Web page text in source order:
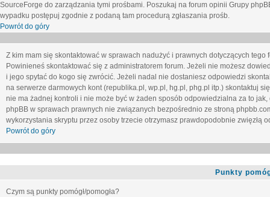
SourceForge do zarządzania tymi prośbami. Poszukaj na forum opinii Grupy
wypadku postępuj zgodnie z podaną tam procedurą zgłaszania prośb.
Powrót do góry
Z kim mam się skontaktować w sprawach nadużyć i prawnych dotyczących tego
Powinieneś skontaktować się z administratorem forum. Jeżeli nie możesz
i jego spytać do kogo się zwrócić. Jeżeli nadal nie dostaniesz odpowiedzi
na serwerze darmowych kont (republika.pl, wp.pl, hg.pl, phg.pl itp.) skontaktuj
nie ma żadnej kontroli i nie może być w żaden sposób odpowiedzialna za to
phpBB w sprawach prawnych nie związanych bezpośrednio ze stroną
wykorzystania skryptu przez osoby trzecie otrzymasz prawdopodobnie zwięzłą
Powrót do góry
Punkty
Czym są punkty pomógł/pomogła?